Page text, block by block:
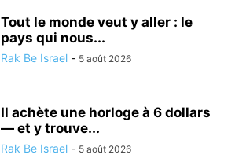
Tout le monde veut y aller : le
pays qui nous...
Rak Be Israel - 5 août 2026
Il achète une horloge à 6 dollars
— et y trouve...
Rak Be Israel - 5 août 2026